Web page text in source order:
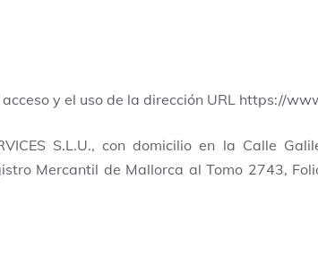
y el uso de la dirección URL https://
S.L.U., con domicilio en la Calle
Mercantil de Mallorca al Tomo 2743,